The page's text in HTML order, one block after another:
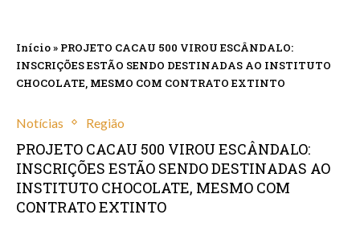
Início» PROJETO CACAU 500 VIROU ESCÂNDALO:
INSCRIÇÕES ESTÃO SENDO DESTINADAS AO INSTITUTO
CHOCOLATE, MESMO COM CONTRATO EXTINTO
Notícias Região
PROJETO CACAU 500 VIROU ESCÂNDALO:
INSCRIÇÕES ESTÃO SENDO DESTINADAS AO
INSTITUTO CHOCOLATE, MESMO COM
CONTRATO EXTINTO